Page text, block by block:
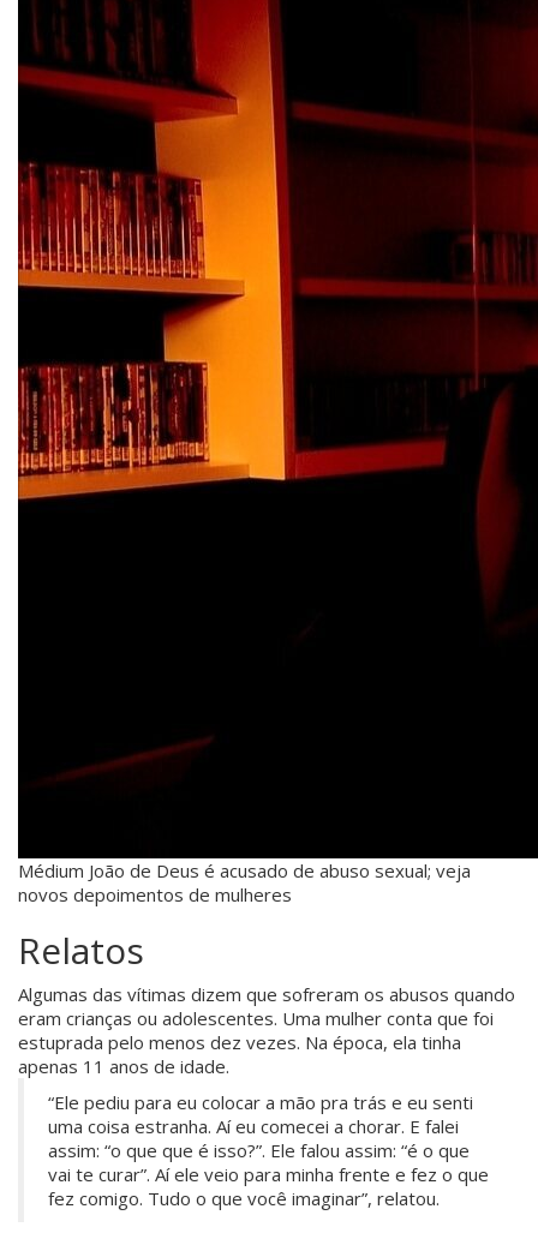
Médium João de Deus é acusado de abuso sexual; veja
novos depoimentos de mulheres
Relatos
Algumas das vítimas dizem que sofreram os abusos quando
eram crianças ou adolescentes. Uma mulher conta que foi
estuprada pelo menos dez vezes. Na época, ela tinha
apenas 11 anos de idade.
“Ele pediu para eu colocar a mão pra trás e eu senti
uma coisa estranha. Aí eu comecei a chorar. E falei
assim: “o que que é isso?”. Ele falou assim: “é o que
vai te curar”. Aí ele veio para minha frente e fez o que
fez comigo. Tudo o que você imaginar”, relatou.